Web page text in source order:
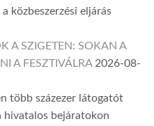
közbeszerzési eljárás
A SZIGETEN: SOKAN A
A FESZTIVÁLRA 2026-08-
több százezer látogatót
hivatalos bejáratokon